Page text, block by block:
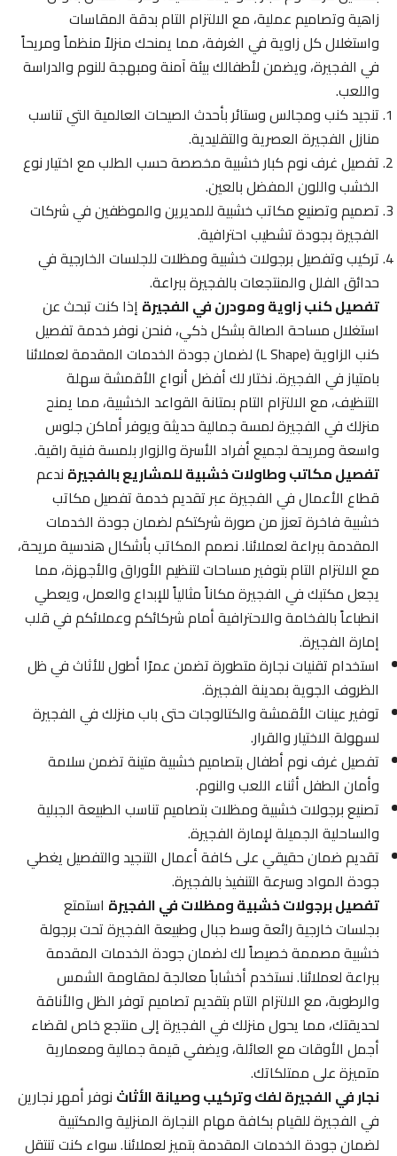
زاهية وتصاميم عملية، مع الالتزام التام بدقة المقاسات
واستغلال كل زاوية في الغرفة، مما يمنحك منزلاً منظماً ومريحاً
في الفجيرة، ويضمن لأطفالك بيئة آمنة ومبهجة للنوم والدراسة
واللعب.
تنجيد كنب ومجالس وستائر بأحدث الصيحات العالمية التي تناسب
منازل الفجيرة العصرية والتقليدية.
تفصيل غرف نوم كبار خشبية مخصصة حسب الطلب مع اختيار نوع
الخشب واللون المفضل بالعين.
تصميم وتصنيع مكاتب خشبية للمديرين والموظفين في شركات
الفجيرة بجودة تشطيب احترافية.
تركيب وتفصيل برجولات خشبية ومظلات للجلسات الخارجية في
حدائق الفلل والمنتجعات بالفجيرة ببراعة.
تفصيل كنب زاوية ومودرن في الفجيرةإذا كنت تبحث عن
استغلال مساحة الصالة بشكل ذكي، فنحن نوفر خدمة تفصيل
كنب الزاوية (L Shape) لضمان جودة الخدمات المقدمة لعملائنا
بامتياز في الفجيرة. نختار لك أفضل أنواع الأقمشة سهلة
التنظيف، مع الالتزام التام بمتانة القواعد الخشبية، مما يمنح
منزلك في الفجيرة لمسة جمالية حديثة ويوفر أماكن جلوس
واسعة ومريحة لجميع أفراد الأسرة والزوار بلمسة فنية راقية.
تفصيل مكاتب وطاولات خشبية للمشاريع بالفجيرةندعم
قطاع الأعمال في الفجيرة عبر تقديم خدمة تفصيل مكاتب
خشبية فاخرة تعزز من صورة شركتكم لضمان جودة الخدمات
المقدمة ببراعة لعملائنا. نصمم المكاتب بأشكال هندسية مريحة،
مع الالتزام التام بتوفير مساحات لتنظيم الأوراق والأجهزة، مما
يجعل مكتبك في الفجيرة مكاناً مثالياً للإبداع والعمل، ويعطي
انطباعاً بالفخامة والاحترافية أمام شركائكم وعملائكم في قلب
إمارة الفجيرة.
استخدام تقنيات نجارة متطورة تضمن عمرًا أطول للأثاث في ظل
الظروف الجوية بمدينة الفجيرة.
توفير عينات الأقمشة والكتالوجات حتى باب منزلك في الفجيرة
لسهولة الاختيار والقرار.
تفصيل غرف نوم أطفال بتصاميم خشبية متينة تضمن سلامة
وأمان الطفل أثناء اللعب والنوم.
تصنيع برجولات خشبية ومظلات بتصاميم تناسب الطبيعة الجبلية
والساحلية الجميلة لإمارة الفجيرة.
تقديم ضمان حقيقي على كافة أعمال التنجيد والتفصيل يغطي
جودة المواد وسرعة التنفيذ بالفجيرة.
تفصيل برجولات خشبية ومظلات في الفجيرةاستمتع
بجلسات خارجية رائعة وسط جبال وطبيعة الفجيرة تحت برجولة
خشبية مصممة خصيصاً لك لضمان جودة الخدمات المقدمة
ببراعة لعملائنا. نستخدم أخشاباً معالجة لمقاومة الشمس
والرطوبة، مع الالتزام التام بتقديم تصاميم توفر الظل والأناقة
لحديقتك، مما يحول منزلك في الفجيرة إلى منتجع خاص لقضاء
أجمل الأوقات مع العائلة، ويضفي قيمة جمالية ومعمارية
متميزة على ممتلكاتك.
نجار في الفجيرة لفك وتركيب وصيانة الأثاثنوفر أمهر نجارين
في الفجيرة للقيام بكافة مهام النجارة المنزلية والمكتبية
لضمان جودة الخدمات المقدمة بتميز لعملائنا. سواء كنت تنتقل